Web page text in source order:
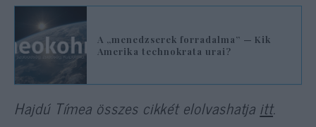
A „menedzserek forradalma” — Kik
Amerika technokrata urai?
Hajdú Tímea összes cikkét elolvashatja itt.